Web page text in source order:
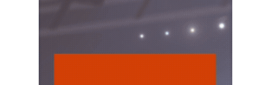
10 Agentes RetenciÃ³n Catamarca